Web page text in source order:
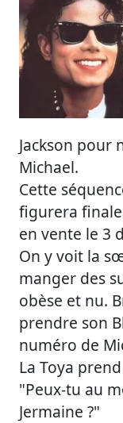
Jackson pour
Michael.
Cette
figurera
en vente le 3
On y voit la
manger des
obèse et nu.
prendre son
numéro de
La Toya
"Peux-tu au
Jermaine ?"